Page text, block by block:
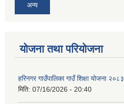
अन्य
योजना तथा परियोजना
हरिनगर गाउँपालिका गाउँ शिक्षा योजना २०८३
मिति: 07/16/2026 - 20:40